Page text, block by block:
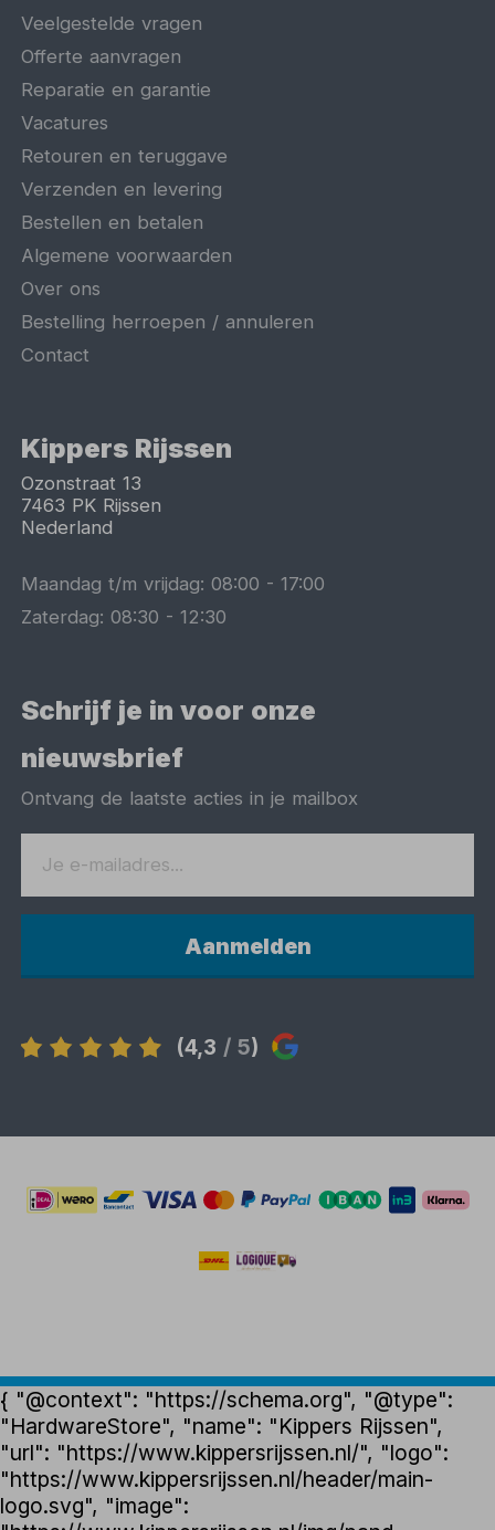
Veelgestelde vragen
Offerte aanvragen
Reparatie en garantie
Vacatures
Retouren en teruggave
Verzenden en levering
Bestellen en betalen
Algemene voorwaarden
Over ons
Bestelling herroepen / annuleren
Contact
Kippers Rijssen
Ozonstraat 13
7463 PK Rijssen
Nederland
Maandag t/m vrijdag:08:00 -17:00
Zaterdag:08:30 -12:30
Schrijf je in voor onze
nieuwsbrief
Ontvang de laatste acties in je mailbox
Aanmelden
(4,3 / 5)
{ "@context": "https://schema.org", "@type":
"HardwareStore", "name": "Kippers Rijssen",
"url": "https://www.kippersrijssen.nl/", "logo":
"https://www.kippersrijssen.nl/header/main-
logo.svg", "image":